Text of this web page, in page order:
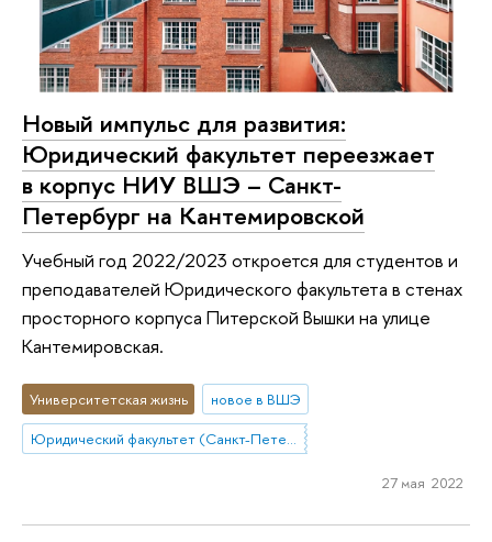
Новый импульс для развития:
Юридический факультет переезжает
в корпус НИУ ВШЭ – Санкт-
Петербург на Кантемировской
Учебный год 2022/2023 откроется для студентов и
преподавателей Юридического факультета в стенах
просторного корпуса Питерской Вышки на улице
Кантемировская.
Университетская жизнь
новое в ВШЭ
Юридический факультет (Санкт-Петербург)
27 мая 2022